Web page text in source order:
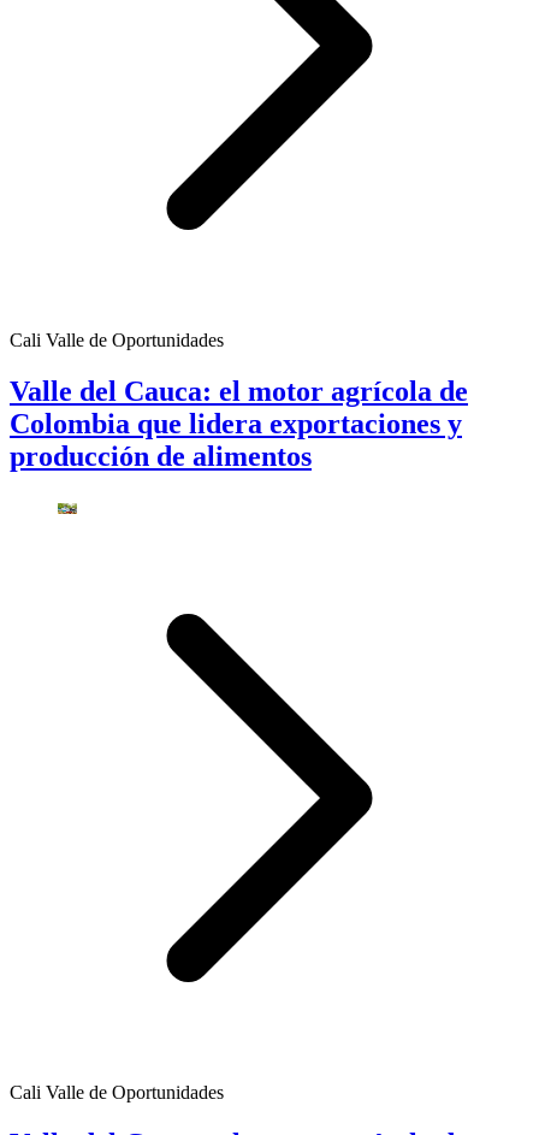
Cali Valle de Oportunidades
Valle del Cauca: el motor agrícola de
Colombia que lidera exportaciones y
producción de alimentos
Cali Valle de Oportunidades